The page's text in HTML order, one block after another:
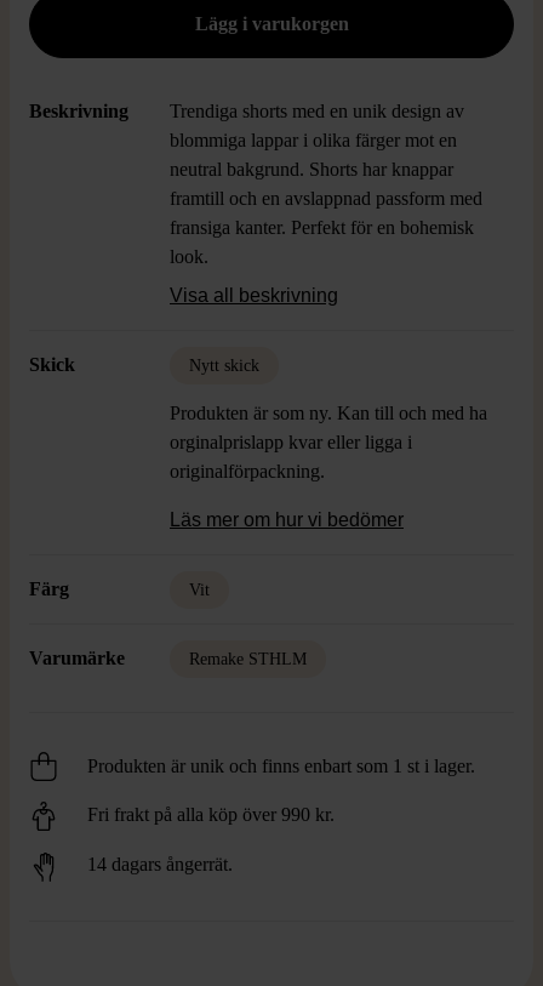
Beskrivning
Trendiga shorts med en unik design av
blommiga lappar i olika färger mot en
neutral bakgrund. Shorts har knappar
framtill och en avslappnad passform med
fransiga kanter. Perfekt för en bohemisk
look.
Waist: 74 cm
Seat 104 cm
Inseam leg: 42
Visa all beskrivning
Skick Nytt skick
Produkten är som ny. Kan till och med ha
orginalprislapp kvar eller ligga i
originalförpackning.
Läs mer om hur vi bedömer
Färg Vit
Varumärke Remake STHLM
Produkten är unik och finns enbart som 1 st i lager.
Fri frakt på alla köp över 990 kr.
14 dagars ångerrät.